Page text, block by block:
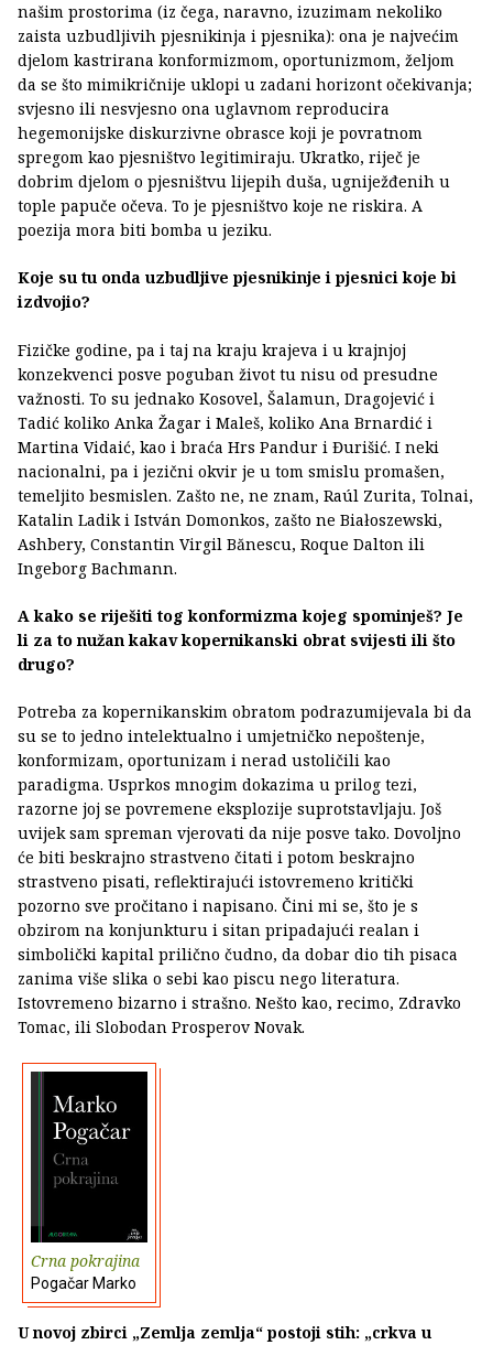
našim prostorima (iz čega, naravno, izuzimam nekoliko
zaista uzbudljivih pjesnikinja i pjesnika): ona je najvećim
djelom kastrirana konformizmom, oportunizmom, željom
da se što mimikričnije uklopi u zadani horizont očekivanja;
svjesno ili nesvjesno ona uglavnom reproducira
hegemonijske diskurzivne obrasce koji je povratnom
spregom kao pjesništvo legitimiraju. Ukratko, riječ je
dobrim djelom o pjesništvu lijepih duša, ugniježđenih u
tople papuče očeva. To je pjesništvo koje ne riskira. A
poezija mora biti bomba u jeziku.
Koje su tu onda uzbudljive pjesnikinje i pjesnici koje bi
izdvojio?
Fizičke godine, pa i taj na kraju krajeva i u krajnjoj
konzekvenci posve poguban život tu nisu od presudne
važnosti. To su jednako Kosovel, Šalamun, Dragojević i
Tadić koliko Anka Žagar i Maleš, koliko Ana Brnardić i
Martina Vidaić, kao i braća Hrs Pandur i Đurišić. I neki
nacionalni, pa i jezični okvir je u tom smislu promašen,
temeljito besmislen. Zašto ne, ne znam, Raúl Zurita, Tolnai,
Katalin Ladik i István Domonkos, zašto ne Białoszewski,
Ashbery, Constantin Virgil Bănescu, Roque Dalton ili
Ingeborg Bachmann.
A kako se riješiti tog konformizma kojeg spominješ? Je
li za to nužan kakav kopernikanski obrat svijesti ili što
drugo?
Potreba za kopernikanskim obratom podrazumijevala bi da
su se to jedno intelektualno i umjetničko nepoštenje,
konformizam, oportunizam i nerad ustoličili kao
paradigma. Usprkos mnogim dokazima u prilog tezi,
razorne joj se povremene eksplozije suprotstavljaju. Još
uvijek sam spreman vjerovati da nije posve tako. Dovoljno
će biti beskrajno strastveno čitati i potom beskrajno
strastveno pisati, reflektirajući istovremeno kritički
pozorno sve pročitano i napisano. Čini mi se, što je s
obzirom na konjunkturu i sitan pripadajući realan i
simbolički kapital prilično čudno, da dobar dio tih pisaca
zanima više slika o sebi kao piscu nego literatura.
Istovremeno bizarno i strašno. Nešto kao, recimo, Zdravko
Tomac, ili Slobodan Prosperov Novak.
Crna pokrajina
Pogačar Marko
U novoj zbirci „Zemlja zemlja“ postoji stih: „crkva u